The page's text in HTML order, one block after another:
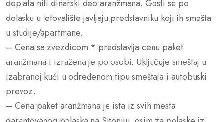
doplata niti dinarski deo aranžmana. Gosti se po
dolasku u letovalište javljaju predstavniku koji ih smešta
u studije/apartmane.
– Cena sa zvezdicom * predstavlja cenu paket
aranžmana i izražena je po osobi. Uključuje smeštaj u
izabranoj kući u određenom tipu smeštaja i autobuski
prevoz.
– Cena paket aranžmana je ista iz svih mesta